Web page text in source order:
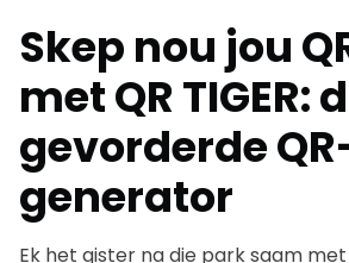
Skep nou jou
met QR TIGER:
gevorderde
generator
Ek het gister na die park saam